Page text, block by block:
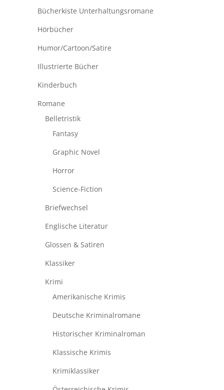
Bücherkiste Unterhaltungsromane
Hörbücher
Humor/Cartoon/Satire
Illustrierte Bücher
Kinderbuch
Romane
Belletristik
Fantasy
Graphic Novel
Horror
Science-Fiction
Briefwechsel
Englische Literatur
Glossen & Satiren
Klassiker
Krimi
Amerikanische Krimis
Deutsche Kriminalromane
Historischer Kriminalroman
Klassische Krimis
Krimiklassiker